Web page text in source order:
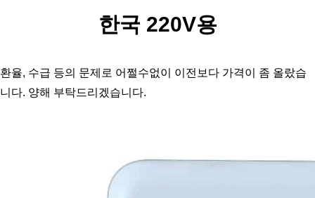
한국 220V용
환율, 수급 등의 문제로 어쩔수없이 이전보다 가격이 좀 올랐습
니다. 양해 부탁드리겠습니다.